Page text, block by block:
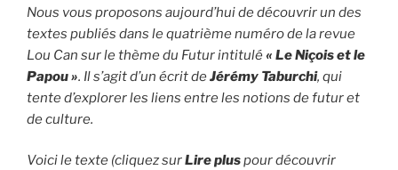
Nous vous proposons aujourd’hui de découvrir un des
textes publiés dans le quatrième numéro de la revue
Lou Can sur le thème du Futur intitulé« Le Niçois et le
Papou ». Il s’agit d’un écrit deJérémy Taburchi, qui
tente d’explorer les liens entre les notions de futur et
de culture.
Voici le texte (cliquez surLire pluspour découvrir